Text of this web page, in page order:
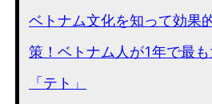
ベトナム文化を知って効果
策！ベトナム人が1年で最
「テト」